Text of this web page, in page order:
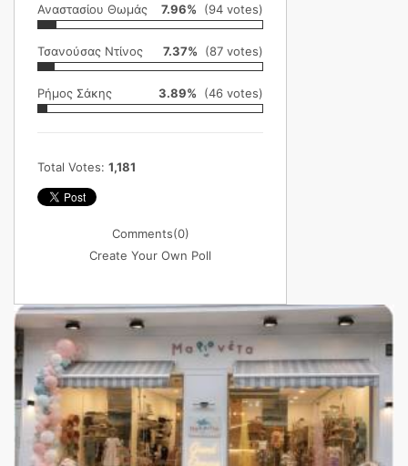
Αναστασίου Θωμάς 7.96% (94 votes)
Τσανούσας Ντίνος 7.37% (87 votes)
Ρήμος Σάκης 3.89% (46 votes)
Total Votes: 1,181
Comments(0)
Create Your Own Poll